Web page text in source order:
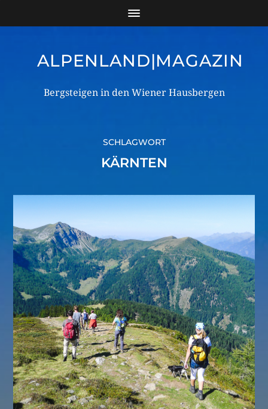
ALPENLAND|MAGAZIN
Bergsteigen in den Wiener Hausbergen
SCHLAGWORT
KÄRNTEN